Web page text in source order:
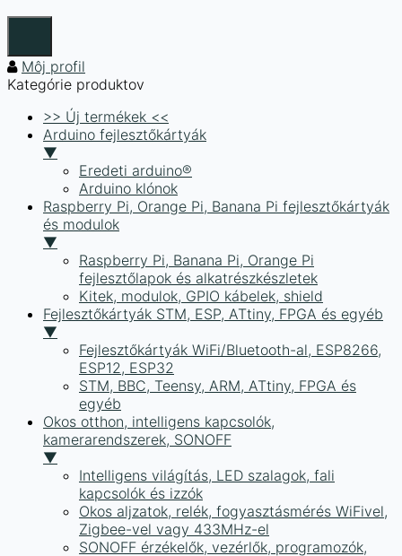
Môj profil
Kategórie produktov
>> Új termékek <<
Arduino fejlesztőkártyák
▼
Eredeti arduino®
Arduino klónok
Raspberry Pi, Orange Pi, Banana Pi fejlesztőkártyák
és modulok
▼
Raspberry Pi, Banana Pi, Orange Pi
fejlesztőlapok és alkatrészkészletek
Kitek, modulok, GPIO kábelek, shield
Fejlesztőkártyák STM, ESP, ATtiny, FPGA és egyéb
▼
Fejlesztőkártyák WiFi/Bluetooth-al, ESP8266,
ESP12, ESP32
STM, BBC, Teensy, ARM, ATtiny, FPGA és
egyéb
Okos otthon, intelligens kapcsolók,
kamerarendszerek, SONOFF
▼
Intelligens világítás, LED szalagok, fali
kapcsolók és izzók
Okos aljzatok, relék, fogyasztásmérés WiFivel,
Zigbee-vel vagy 433MHz-el
SONOFF érzékelők, vezérlők, programozók,